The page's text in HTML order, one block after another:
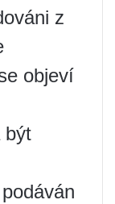
z
objeví
být